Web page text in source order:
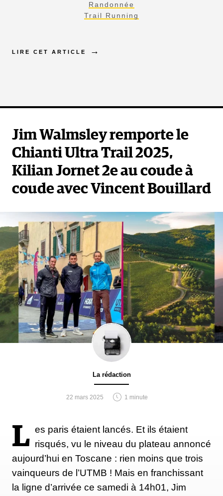
Randonnée
Trail Running
LIRE CET ARTICLE
Jim Walmsley remporte le
Chianti Ultra Trail 2025,
Kilian Jornet 2e au coude à
coude avec Vincent Bouillard
La rédaction
22 mars 2025 1 minute
L es paris étaient lancés. Et ils étaient
risqués, vu le niveau du plateau annoncé
aujourd’hui en Toscane : rien moins que trois
vainqueurs de l’UTMB ! Mais en franchissant
la ligne d’arrivée ce samedi à 14h01, Jim